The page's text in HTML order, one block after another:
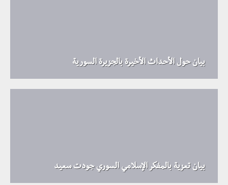
بيان حول الأحداث الأخيرة بالجزيرة السورية
بيان تعزية بالمفكر الإسلامي السوري جودت سعيد